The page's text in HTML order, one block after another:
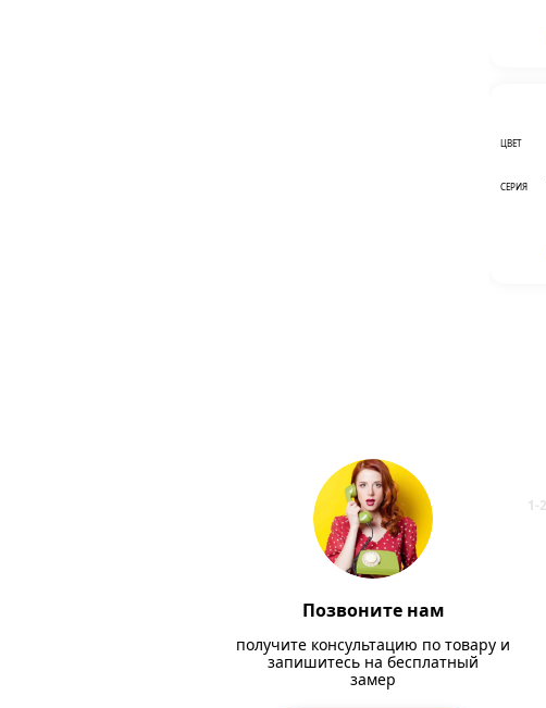
ЦВЕТ
СЕРИЯ
Позвоните нам
получите консультацию по товару и
запишитесь на бесплатный
замер